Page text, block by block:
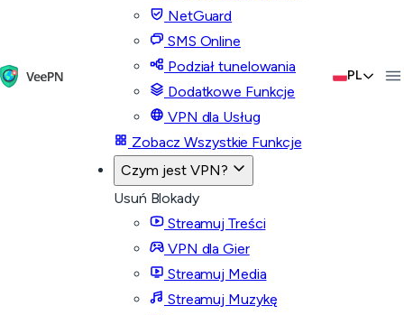
NetGuard
SMS Online
Podział tunelowania
Dodatkowe Funkcje
VPN dla Usług
Zobacz Wszystkie Funkcje
Czym jest VPN?
Usuń Blokady
Streamuj Treści
VPN dla Gier
Streamuj Media
Streamuj Muzykę
PL